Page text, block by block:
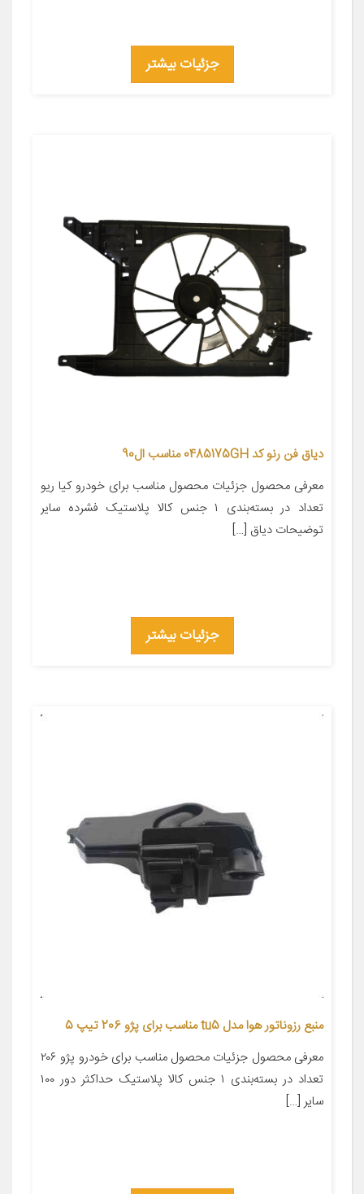
جزئیات بیشتر
دیاق فن رنو کد 0485175GH مناسب ال90
معرفی محصول جزئیات محصول مناسب برای خودرو کیا ریو
تعداد در بسته‌بندی ۱ جنس کالا پلاستیک فشرده سایر
توضیحات دیاق […]
جزئیات بیشتر
منبع رزوناتور هوا مدل tu5 مناسب برای پژو 206 تیپ 5
معرفی محصول جزئیات محصول مناسب برای خودرو پژو ۲۰۶
تعداد در بسته‌بندی ۱ جنس کالا پلاستیک حداکثر دور ۱۰۰
سایر […]